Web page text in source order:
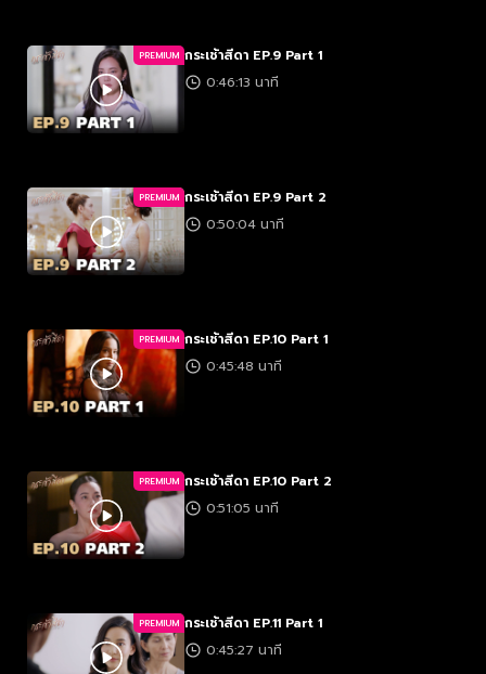
PREMIUM กระเช้าสีดา EP.9 Part 1
0:46:13 นาที
PREMIUM กระเช้าสีดา EP.9 Part 2
0:50:04 นาที
PREMIUM กระเช้าสีดา EP.10 Part 1
0:45:48 นาที
PREMIUM กระเช้าสีดา EP.10 Part 2
0:51:05 นาที
PREMIUM กระเช้าสีดา EP.11 Part 1
0:45:27 นาที